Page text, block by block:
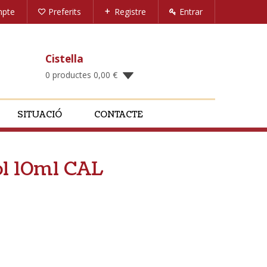
Preferits Registre Entrar
Cistella
0 productes 0,00 €
SITUACIÓ CONTACTE
10ml CAL